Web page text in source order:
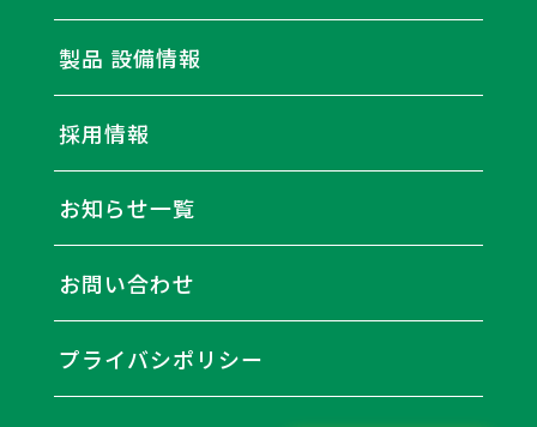
製品 設備情報
採用情報
お知らせ一覧
お問い合わせ
プライバシポリシー